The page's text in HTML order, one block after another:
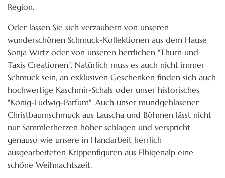
Region.
Oder lassen Sie sich verzaubern von unseren
wunderschönen Schmuck-Kollektionen aus dem Hause
Sonja Wirtz oder von unseren herrlichen "Thurn und
Taxis Creationen". Natürlich muss es auch nicht immer
Schmuck sein, an exklusiven Geschenken finden sich auch
hochwertige Kaschmir-Schals oder unser historisches
"König-Ludwig-Parfum". Auch unser mundgeblasener
Christbaumschmuck aus Lauscha und Böhmen lässt nicht
nur Sammlerherzen höher schlagen und verspricht
genauso wie unsere in Handarbeit herrlich
ausgearbeiteten Krippenfiguren aus Elbigenalp eine
schöne Weihnachtszeit.